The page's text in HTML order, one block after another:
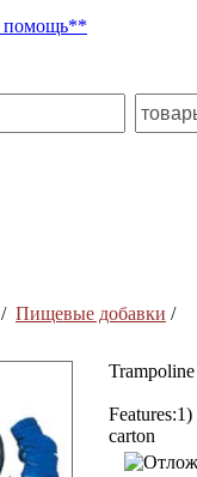
помощь**
/ Пищевые добавки /
Trampoline
carton